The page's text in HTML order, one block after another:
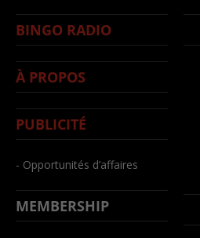
BINGO RADIO
À PROPOS
PUBLICITÉ
- Opportunités d’affaires
MEMBERSHIP